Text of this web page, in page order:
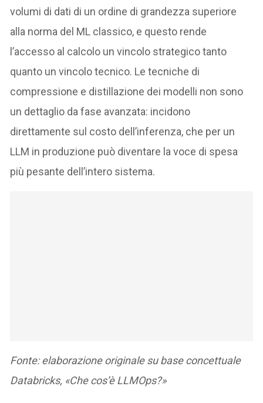
volumi di dati di un ordine di grandezza superiore
alla norma del ML classico, e questo rende
l’accesso al calcolo un vincolo strategico tanto
quanto un vincolo tecnico. Le tecniche di
compressione e distillazione dei modelli non sono
un dettaglio da fase avanzata: incidono
direttamente sul costo dell’inferenza, che per un
LLM in produzione può diventare la voce di spesa
più pesante dell’intero sistema.
Fonte: elaborazione originale su base concettuale
Databricks, «Che cos’è LLMOps?»